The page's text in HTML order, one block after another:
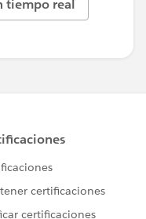
tiempo real